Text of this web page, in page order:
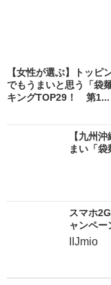
【女性が選ぶ】トッピ
でもうまいと思う「袋
キングTOP29！ 第1...
【九州
まい「
スマホ
ャンペー
IIJmio